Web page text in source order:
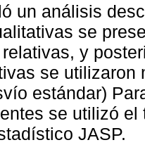
un análisis
se
y
se utilizaron
estándar)
se utilizó
JASP.